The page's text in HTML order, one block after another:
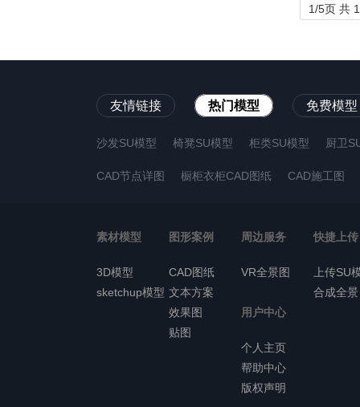
1/5页 共
友情链接 热门模型 免费模型
沙发SU模型 椅凳SU模型 柜类SU模型 厨卫
CAD节点详图 橱柜衣柜CAD图纸 CAD施工图
素材模型
3D模型
sketchup模型
图形案例
CAD图纸
文本方案
效果图
贴图
周边服务
VR全景图
快捷上传
上传SU
合成全景
用户中心
个人主页
帮助中心
版权声明